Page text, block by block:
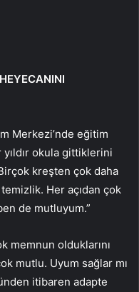
Merkezi’nde eğitim
okula gittiklerini
kreşten çok daha
Her açıdan çok
de mutluyum.”
memnun olduklarını
mutlu. Uyum sağlar mı
itibaren adapte